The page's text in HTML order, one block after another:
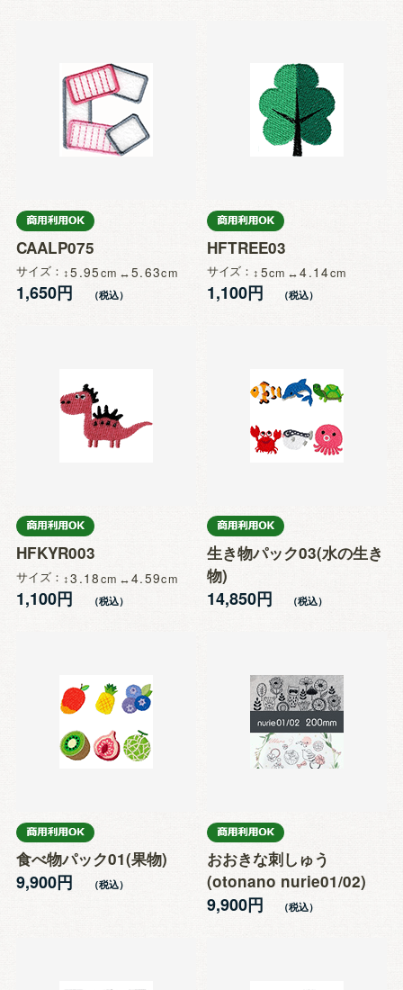
CAALP075
サイズ 5.95 5.63
1,650円
HFTREE03
サイズ 5 4.14
1,100円
HFKYR003
サイズ 3.18 4.59
1,100円
生き物パック03(水の生き
物)
14,850円
食べ物パック01(果物)
9,900円
おおきな刺しゅう
(otonano nurie01/02)
9,900円